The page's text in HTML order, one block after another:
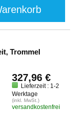
Trommel
327,96 €
Lieferzeit : 1-2
Werktage
(inkl. MwSt.)
versandkostenfrei